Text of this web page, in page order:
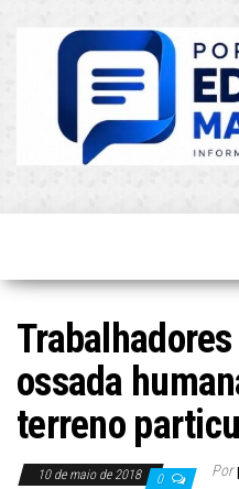
ossada
terreno
10 de maio de 2018 0 Por